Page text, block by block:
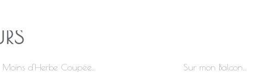
Moins d'Herbe Coupée.. Sur mon Balcon..